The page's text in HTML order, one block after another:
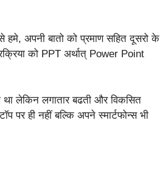
अपनी बातो को प्रमाण सहित दूसरो के
को PPT अर्थात् Power Point
था लेकिन लगातार बढती और विकसित
पर ही नहीं बल्कि अपने स्मार्टफोन्स भी